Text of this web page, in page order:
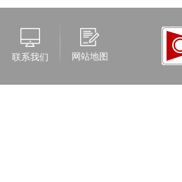
联系我们 网站地图